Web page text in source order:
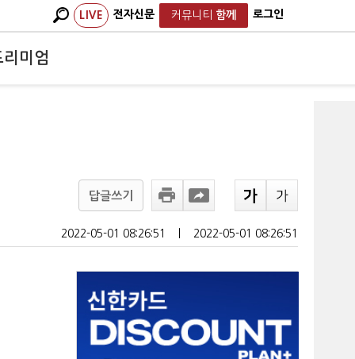
LIVE 전자신문 커뮤니티 함께 로그인
리미엄
답글쓰기
2022-05-01 08:26:51 2022-05-01 08:26:51